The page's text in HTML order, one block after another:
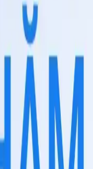
khách hàng 24/7
InboxTự động hóa
Document AI
bán hàng AI Tạo
Giáo dục
Phòng trưng
WhatsApp Zalo